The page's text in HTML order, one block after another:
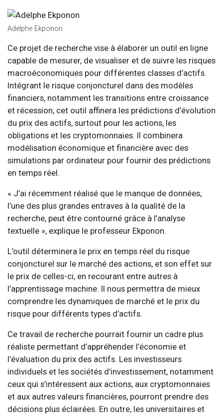
Adelphe Ekponon
Ce projet de recherche vise à élaborer un outil en ligne
capable de mesurer, de visualiser et de suivre les risques
macroéconomiques pour différentes classes d’actifs.
Intégrant le risque conjoncturel dans des modèles
financiers, notamment les transitions entre croissance
et récession, cet outil affinera les prédictions d’évolution
du prix des actifs, surtout pour les actions, les
obligations et les cryptomonnaies. Il combinera
modélisation économique et financière avec des
simulations par ordinateur pour fournir des prédictions
en temps réel.
« J’ai récemment réalisé que le manque de données,
l’une des plus grandes entraves à la qualité de la
recherche, peut être contourné grâce à l’analyse
textuelle », explique le professeur Ekponon.
L’outil déterminera le prix en temps réel du risque
conjoncturel sur le marché des actions, et son effet sur
le prix de celles-ci, en recourant entre autres à
l’apprentissage machine. Il nous permettra de mieux
comprendre les dynamiques de marché et le prix du
risque pour différents types d’actifs.
Ce travail de recherche pourrait fournir un cadre plus
réaliste permettant d’appréhender l’économie et
l’évaluation du prix des actifs. Les investisseurs
individuels et les sociétés d’investissement, notamment
ceux qui s’intéressent aux actions, aux cryptomonnaies
et aux autres valeurs financières, pourront prendre des
décisions plus éclairées. En outre, les universitaires et